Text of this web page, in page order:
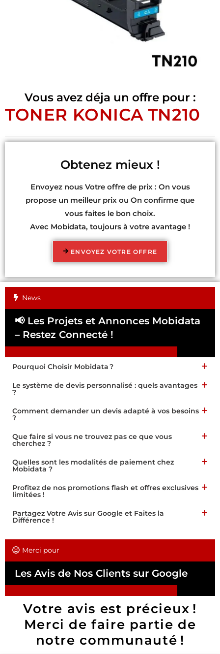
Vous avez déja un offre pour :
TONER KONICA TN210
Obtenez mieux !
Envoyez nous Votre offre de prix : On vous
propose un meilleur prix ou On confirme que
vous faites le bon choix.
Avec Mobidata, toujours à votre avantage !
ENVOYEZ VOTRE OFFRE
News
📢 Les Projets et Annonces Mobidata
– Restez Connecté !
Pourquoi Choisir Mobidata ?
Le système de devis personnalisé : quels avantages
?
Comment demander un devis adapté à vos besoins
?
Que faire si vous ne trouvez pas ce que vous
cherchez ?
Quelles sont les modalités de paiement chez
Mobidata ?
Profitez de nos promotions flash et offres exclusives
limitées !
Partagez Votre Avis sur Google et Faites la
Différence !
Merci pour
Les Avis de Nos Clients sur Google
Votre avis est précieux !
Merci de faire partie de
notre communauté !